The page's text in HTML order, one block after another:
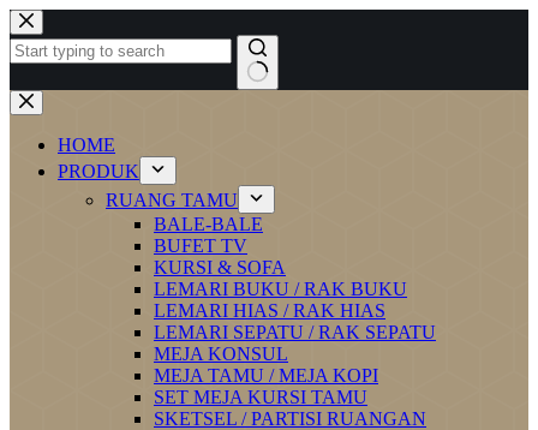
Skip
to
content
No
results
HOME
PRODUK
RUANG TAMU
BALE-BALE
BUFET TV
KURSI & SOFA
LEMARI BUKU / RAK BUKU
LEMARI HIAS / RAK HIAS
LEMARI SEPATU / RAK SEPATU
MEJA KONSUL
MEJA TAMU / MEJA KOPI
SET MEJA KURSI TAMU
SKETSEL / PARTISI RUANGAN